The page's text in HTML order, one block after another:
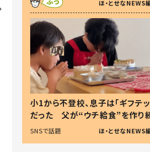
す！」「現行犯〜」
ほ・とせなNEWS
小1から不登校、息子は「ギフテッ
だった 父が“ウチ給食”を作り
る理由とは #令和の親 #令和の
SNSで話題 ほ・とせなNEWS